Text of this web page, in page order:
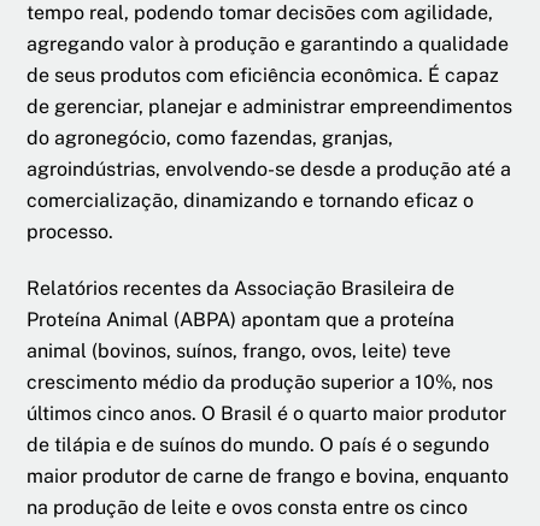
tempo real, podendo tomar decisões com agilidade,
agregando valor à produção e garantindo a qualidade
de seus produtos com eficiência econômica. É capaz
de gerenciar, planejar e administrar empreendimentos
do agronegócio, como fazendas, granjas,
agroindústrias, envolvendo-se desde a produção até a
comercialização, dinamizando e tornando eficaz o
processo.
Relatórios recentes da Associação Brasileira de
Proteína Animal (ABPA) apontam que a proteína
animal (bovinos, suínos, frango, ovos, leite) teve
crescimento médio da produção superior a 10%, nos
últimos cinco anos. O Brasil é o quarto maior produtor
de tilápia e de suínos do mundo. O país é o segundo
maior produtor de carne de frango e bovina, enquanto
na produção de leite e ovos consta entre os cinco